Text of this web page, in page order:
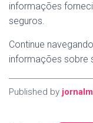
informações
seguros.
Continue
informações sobre
Published by